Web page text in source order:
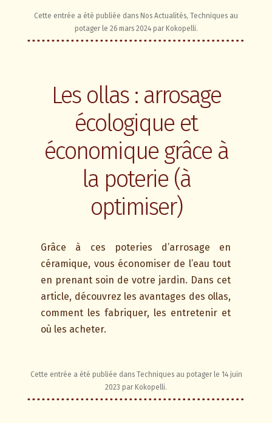
Cette entrée a été publiée dans Nos Actualités, Techniques au
potagerle 26 mars 2024 par Kokopelli.
Les ollas : arrosage
écologique et
économique grâce à
la poterie (à
optimiser)
Grâce à ces poteries d’arrosage en
céramique, vous économiser de l’eau tout
en prenant soin de votre jardin. Dans cet
article, découvrez les avantages des ollas,
comment les fabriquer, les entretenir et
où les acheter.
Cette entrée a été publiée dans Techniques au potagerle 14 juin
2023 par Kokopelli.